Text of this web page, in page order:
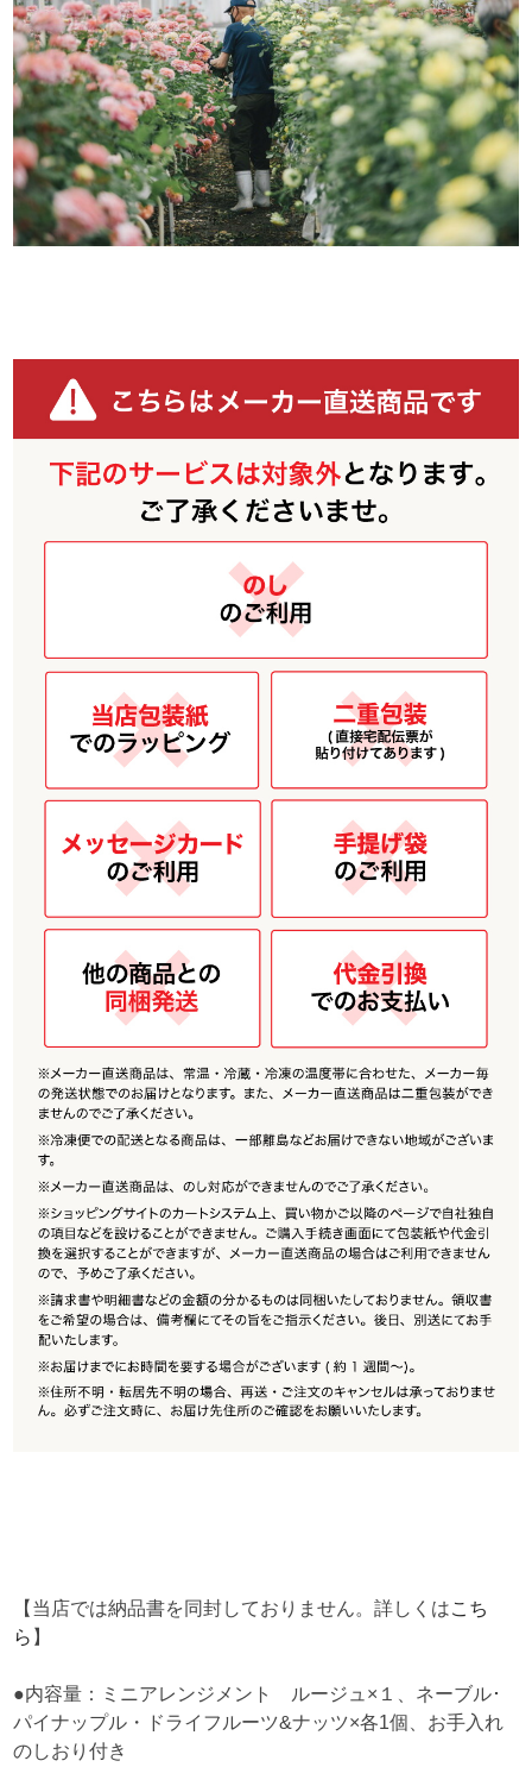
【当店では納品書を同封しておりません。詳しくはこち
ら 】
●内容量：ミニアレンジメント ルージュ×１、ネーブル･
パイナップル・ドライフルーツ&ナッツ×各1個、お手入れ
のしおり付き